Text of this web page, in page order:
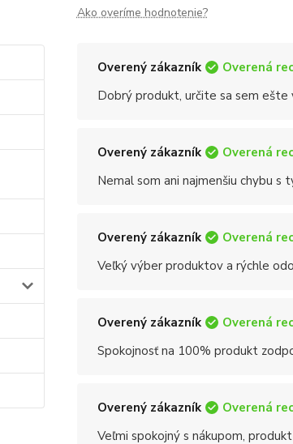
Ako overíme hodnotenie?
Overený zákazník Overená
Dobrý produkt, určite sa sem ešte
Overený zákazník Overená
Nemal som ani najmenšiu chybu
Overený zákazník Overená
Veľký výber produktov a rýchle
Overený zákazník Overená
Spokojnosť na 100% produkt
Overený zákazník Overená
Veľmi spokojný s nákupom,